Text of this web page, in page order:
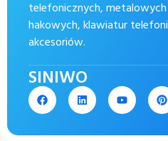
telefonicznych,
hakowych, klawiatur
akcesoriów.
SINIWO